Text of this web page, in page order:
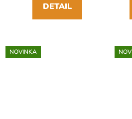
DETAIL
NOVINKA